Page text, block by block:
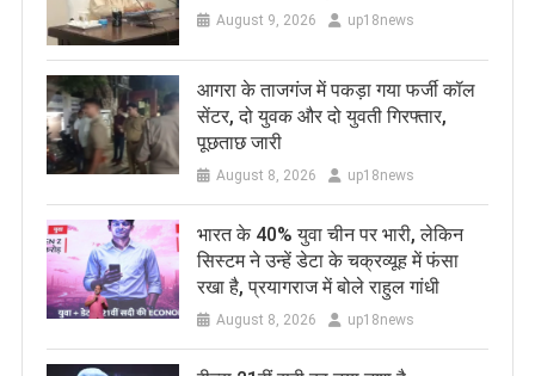
August 9, 2026 up18news
आगरा के ताजगंज में पकड़ा गया फर्जी कॉल
सेंटर, दो युवक और दो युवती गिरफ्तार,
पूछताछ जारी
August 8, 2026 up18news
भारत के 40% युवा चीन पर भारी, लेकिन
सिस्टम ने उन्हें डेटा के चक्रव्यूह में फंसा
रखा है, प्रयागराज में बोले राहुल गांधी
August 8, 2026 up18news